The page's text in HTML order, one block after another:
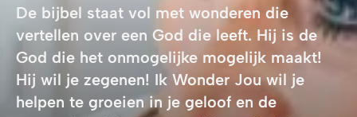
De bijbel staat vol met wonderen die
vertellen over een God die leeft. Hij is de
God die het onmogelijke mogelijk maakt!
Hij wil je zegenen! Ik Wonder Jou wil je
helpen te groeien in je geloof en de